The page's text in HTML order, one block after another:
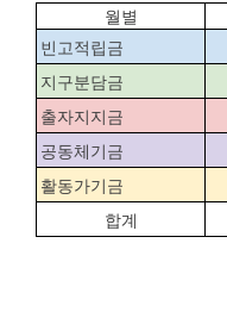
월별
빈고적립금
지구분담금
출자지지금
공동체기금
활동가기금
합계